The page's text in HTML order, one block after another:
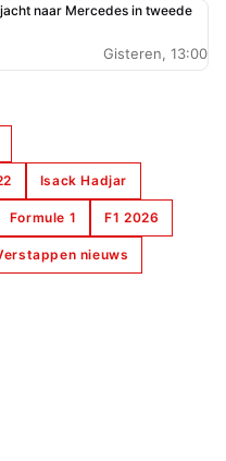
naar Mercedes in tweede
Gisteren, 13:00
Isack Hadjar
Formule 1 F1 2026
nieuws